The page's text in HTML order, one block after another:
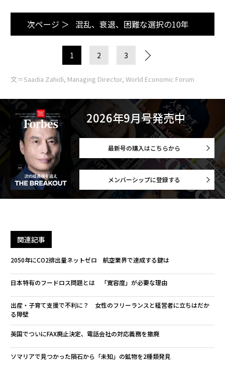
次ページ ＞ 混乱、衰退、困難な選択の10年
1 2 3
文＝Saadia Zahidi, Managing Director, World Economic Forum
2026年9月号発売中
最新号の購入はこちらから
メンバーシップに登録する
関連記事
2050年にCO2排出量ネットゼロ 航空業界で達成する鍵は
日本特有のフードロス問題とは 「寛容度」が必要な理由
出産・子育て支援で不利に？ 女性のフリーランスと経営者に立ちはだか
る障壁
英国でついにFAX廃止決定、電話会社の対応義務を撤廃
ソマリアで見つかった隕石から「未知」の鉱物を2種類発見